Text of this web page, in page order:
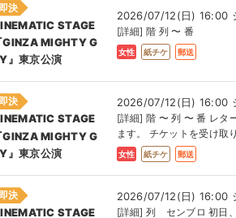
決
STAGE
GINZA MIGHTY G
』東京公演
2026/07/12(日) 16:00
[詳細] 階 列 〜 番
女性 紙チケ 郵送
決
STAGE
GINZA MIGHTY G
』東京公演
2026/07/12(日) 16:00
[詳細] 階 〜 列 〜 番 レタ
ます。 チケットを受け取
女性 紙チケ 郵送
決
STAGE
2026/07/12(日) 16:00
[詳細] 列 センブロ 初日